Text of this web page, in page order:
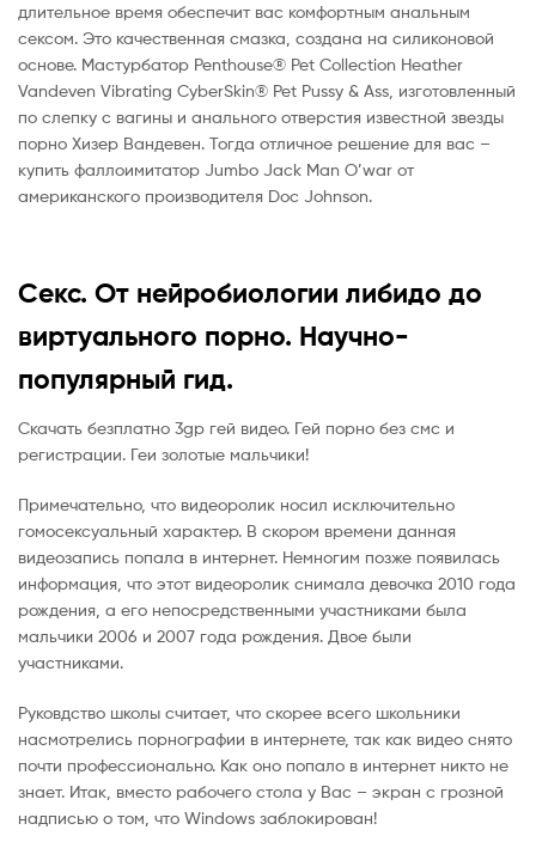
длительное время обеспечит вас комфортным анальным
сексом. Это качественная смазка, создана на силиконовой
основе. Мастурбатор Penthouse® Pet Collection Heather
Vandeven Vibrating CyberSkin® Pet Pussy & Ass, изготовленный
по слепку с вагины и анального отверстия известной звезды
порно Хизер Вандевен. Тогда отличное решение для вас –
купить фаллоимитатор Jumbo Jack Man O’war от
американского производителя Doc Johnson.
Секс. От нейробиологии либидо до
виртуального порно. Научно-
популярный гид.
Скачать безплатно 3gp гей видео. Гей порно без смс и
регистрации. Геи золотые мальчики!
Примечательно, что видеоролик носил исключительно
гомосексуальный характер. В скором времени данная
видеозапись попала в интернет. Немногим позже появилась
информация, что этот видеоролик снимала девочка 2010 года
рождения, а его непосредственными участниками была
мальчики 2006 и 2007 года рождения. Двое были
участниками.
Руковдство школы считает, что скорее всего школьники
насмотрелись порнографии в интернете, так как видео снято
почти профессионально. Как оно попало в интернет никто не
знает. Итак, вместо рабочего стола у Вас – экран с грозной
надписью о том, что Windows заблокирован!